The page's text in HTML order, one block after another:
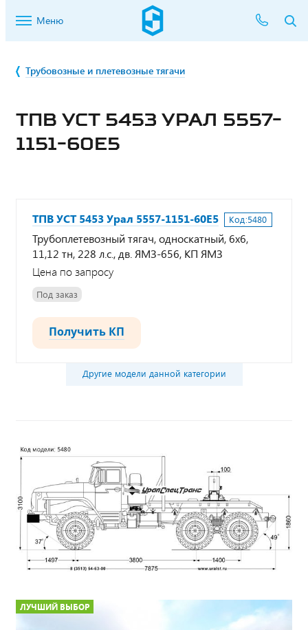
Меню
Трубовозные и плетевозные тягачи
ТПВ УСТ 5453 УРАЛ 5557-
1151-60Е5
ТПВ УСТ 5453 Урал 5557-1151-60Е5 Код:5480
Трубоплетевозный тягач, односкатный, 6х6,
11,12 тн, 228 л.с., дв. ЯМЗ-656, КП ЯМЗ
Цена по запросу
Под заказ
Получить КП
Другие модели данной категории
ЛУЧШИЙ ВЫБОР